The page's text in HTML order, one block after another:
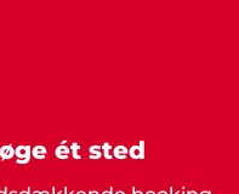
ét sted